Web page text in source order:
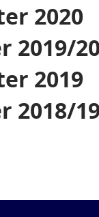
2020
2019/
2019
2018/